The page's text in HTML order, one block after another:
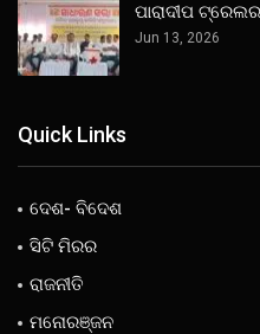
ପାରାଦୀପ
Jun 13, 2026
Quick Links
ଦେଶ- ବିଦେଶ
ସିଟି ମିରର
ରାଜନୀତି
ମନୋରଞ୍ଜନ